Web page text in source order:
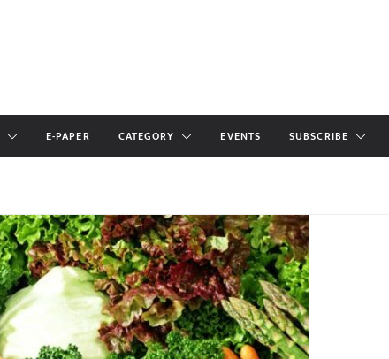
E-PAPER CATEGORY EVENTS SUBSCRIBE